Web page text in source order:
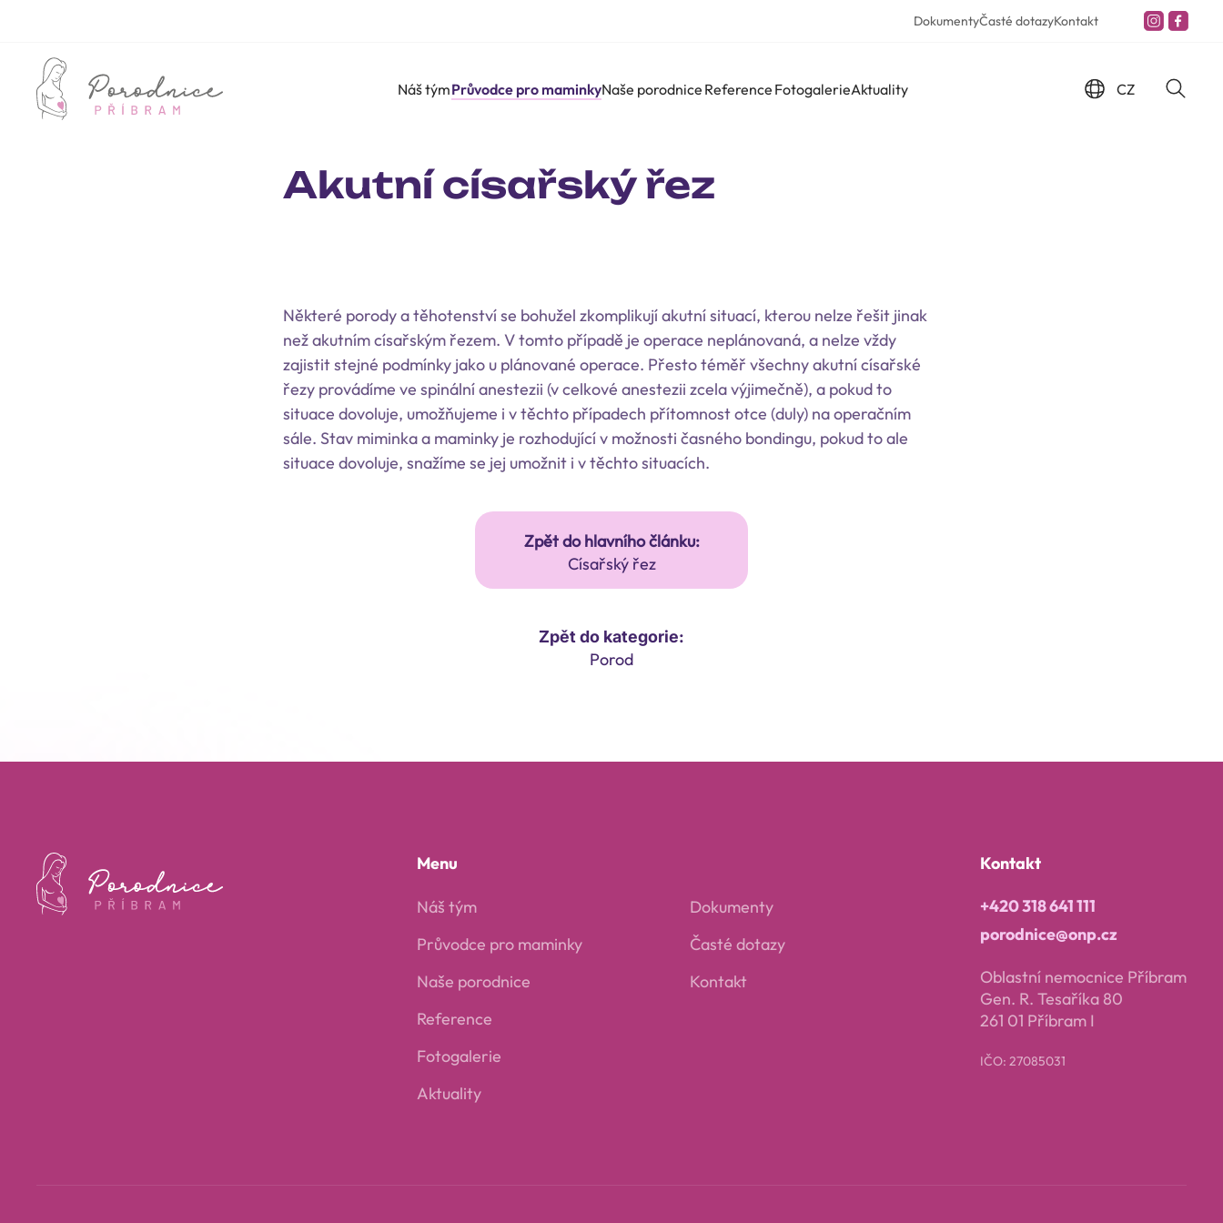
DokumentyČasté dotazyKontakt
Náš týmPrůvodce pro maminkyNaše porodnice Reference FotogalerieAktuality CZ
Akutní císařský řez
Některé porody a těhotenství se bohužel zkomplikují akutní situací, kterou nelze řešit jinak
než akutním císařským řezem. V tomto případě je operace neplánovaná, a nelze vždy
zajistit stejné podmínky jako u plánované operace. Přesto téměř všechny akutní císařské
řezy provádíme ve spinální anestezii (v celkové anestezii zcela výjimečně), a pokud to
situace dovoluje, umožňujeme i v těchto případech přítomnost otce (duly) na operačním
sále. Stav miminka a maminky je rozhodující v možnosti časného bondingu, pokud to ale
situace dovoluje, snažíme se jej umožnit i v těchto situacích.
Zpět do hlavního článku:
Císařský řez
Zpět do kategorie:
Porod
Menu
Náš tým
Průvodce pro maminky
Naše porodnice
Reference
Fotogalerie
Aktuality
Dokumenty
Časté dotazy
Kontakt
Kontakt
+420 318 641 111
porodnice@onp.cz
Oblastní nemocnice Příbram
Gen. R. Tesaříka 80
261 01 Příbram I
IČO: 27085031